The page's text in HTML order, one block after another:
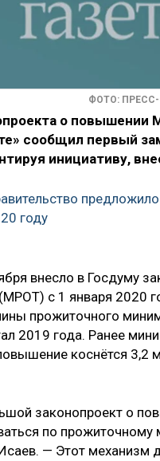
ФОТО:
о повышении
сообщил первый
инициативу,
году
внесло в Госдуму
с 1 января 2020
прожиточного
2019 года. Ранее
коснётся 3,2
законопроект о
по
— Этот механизм